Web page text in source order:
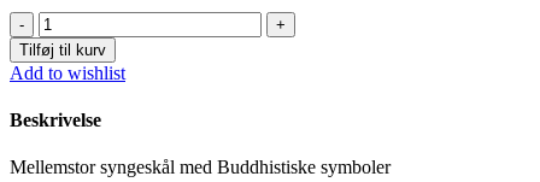
Ny
mellemskål
med
mønster
(250)
antal
Tilføj til kurv
Add to wishlist
Beskrivelse
Mellemstor syngeskål med Buddhistiske symboler